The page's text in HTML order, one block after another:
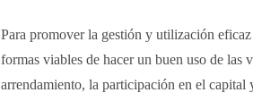
Para promover la gestión y utilización
formas viables de hacer un buen uso de las
arrendamiento, la participación en el capital